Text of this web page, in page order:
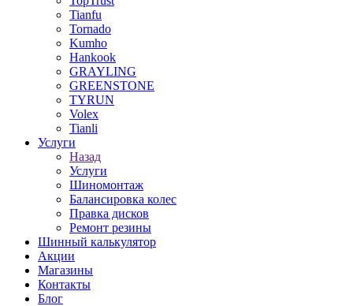
Tianfu
Tornado
Kumho
Hankook
GRAYLING
GREENSTONE
TYRUN
Volex
Tianli
Услуги
Назад
Услуги
Шиномонтаж
Балансировка колес
Правка дисков
Ремонт резины
Шинный калькулятор
Акции
Магазины
Контакты
Блог